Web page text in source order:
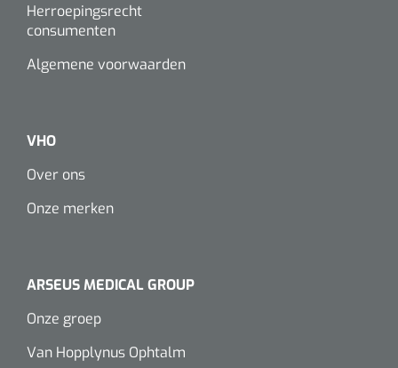
Herroepingsrecht
consumenten
Algemene voorwaarden
VHO
Over ons
Onze merken
ARSEUS MEDICAL GROUP
Onze groep
Van Hopplynus Ophtalm